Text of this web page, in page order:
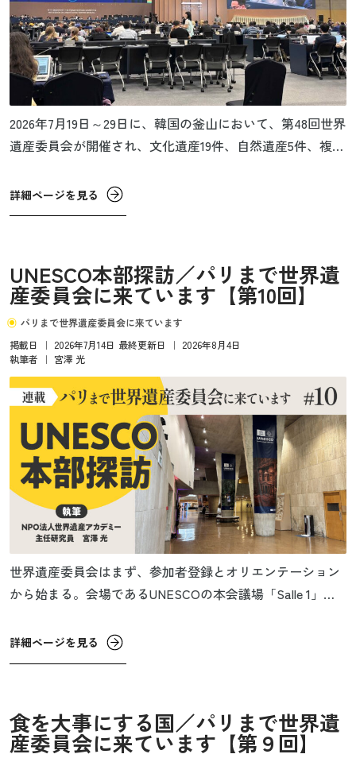
2026年7月19日～29日に、韓国の釜山において、第48回世界
遺産委員会が開催され、文化遺産19件、自然遺産5件、複合
産の一覧と、各遺産の解説ページは以下からご覧くださ
い。
詳細ページを見る
UNESCO本部探訪／パリまで世界遺
産委員会に来ています【第10回】
パリまで世界遺産委員会に来ています
掲載日
｜ 2026年7月14日 最終更新日 ｜ 2026年8月4日
執筆者
｜ 宮澤 光
世界遺産委員会はまず、参加者登録とオリエンテーション
から始まる。会場であるUNESCOの本会議場「Salle 1」に
っていた。時間になっても入り口の前の鉄の柵は閉じられ
たままで、集まった人も手持ちぶさたの様子で立ち話をし
詳細ページを見る
食を大事にする国／パリまで世界遺
産委員会に来ています【第９回】